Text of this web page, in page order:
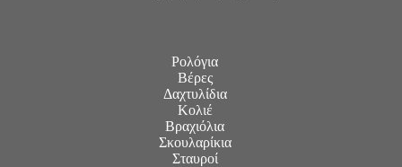
Ρολόγια
Βέρες
Δαχτυλίδια
Κολιέ
Βραχιόλια
Σκουλαρίκια
Σταυροί